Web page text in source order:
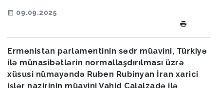
09.09.2025
Ermənistan parlamentinin sədr müavini, Türkiyə
ilə münasibətlərin normallaşdırılması üzrə
xüsusi nümayəndə Ruben Rubinyan İran xarici
işlər nazirinin müavini Vahid Calalzadə ilə